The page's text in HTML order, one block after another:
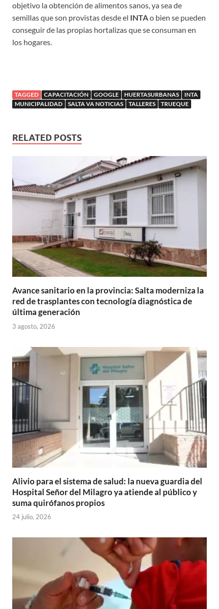
objetivo la obtención de alimentos sanos, ya sea de
semillas que son provistas desde el INTAo bien se pueden
conseguir de las propias hortalizas que se consuman en
los hogares.
TAGGED CAPACITACIÓN GOOGLE HUERTASURBANAS
INTA
MUNICIPALIDAD
SALTA VA NOTICIAS TALLERES TRUEQUE
RELATED POSTS
Avance sanitario en la provincia: Salta moderniza la
red de trasplantes con tecnología diagnóstica de
última generación
3 agosto, 2026
Alivio para el sistema de salud: la nueva guardia del
Hospital Señor del Milagro ya atiende al público y
suma quirófanos propios
24 julio, 2026